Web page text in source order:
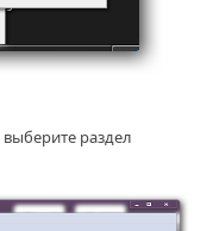
выберите раздел